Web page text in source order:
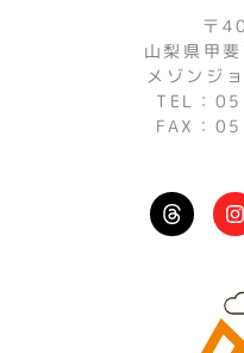
〒
山梨県甲
メゾンジ
TEL：
FAX：
I
n
s
r
a